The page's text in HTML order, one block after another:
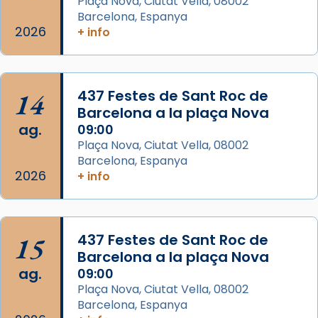
col·laboradors, a la Catedral de Barcelona.
L’arquebisbe de Barcelona, el cardenal Joan
📸 Dr. G. Simón
Photo
View on Facebook · Share
Memòria de les santes Juliana i
Semproniana, verges i màrtirs.
Acompanyant la història de sant Cugat, a
partir de l’Edat Mitjana sorgeix la tradició
que les santes Juliana (“relatiu a Júlia”) i
2026
Barcelona, Espanya
+ info
14
ag.
2026
437 Festes de Sant Roc de
Barcelona a la plaça Nova
09:00
Plaça Nova, Ciutat Vella, 08002
Barcelona, Espanya
+ info
15
ag.
437 Festes de Sant Roc de
Barcelona a la plaça Nova
09:00
Plaça Nova, Ciutat Vella, 08002
Barcelona, Espanya